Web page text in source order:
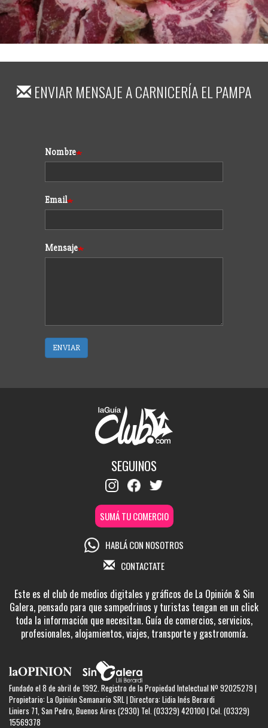
ENVIAR MENSAJE ACARNICERÍA EL PAMPA
Formulario
Nombre
Email
Mensaje
ENVIAR
SEGUINOS
SUMÁ TU COMERCIO
HABLÁ CON NOSOTROS
CONTACTATE
Este es el club de medios digitales y gráficos de La Opinión & Sin
Galera, pensado para que sampedrinos y turistas tengan en un click
toda la información que necesitan. Guía de comercios, servicios,
profesionales, alojamientos, viajes, transporte y gastronomía.
Fundado el 8 de abril de 1992. Registro de la Propiedad Intelectual Nº 92025279 |
Propietario: La Opinión Semanario SRL | Directora: Lidia Inés Berardi
Liniers 71, San Pedro, Buenos Aires (2930) Tel. (03329) 420100 | Cel. (03329)
15569378